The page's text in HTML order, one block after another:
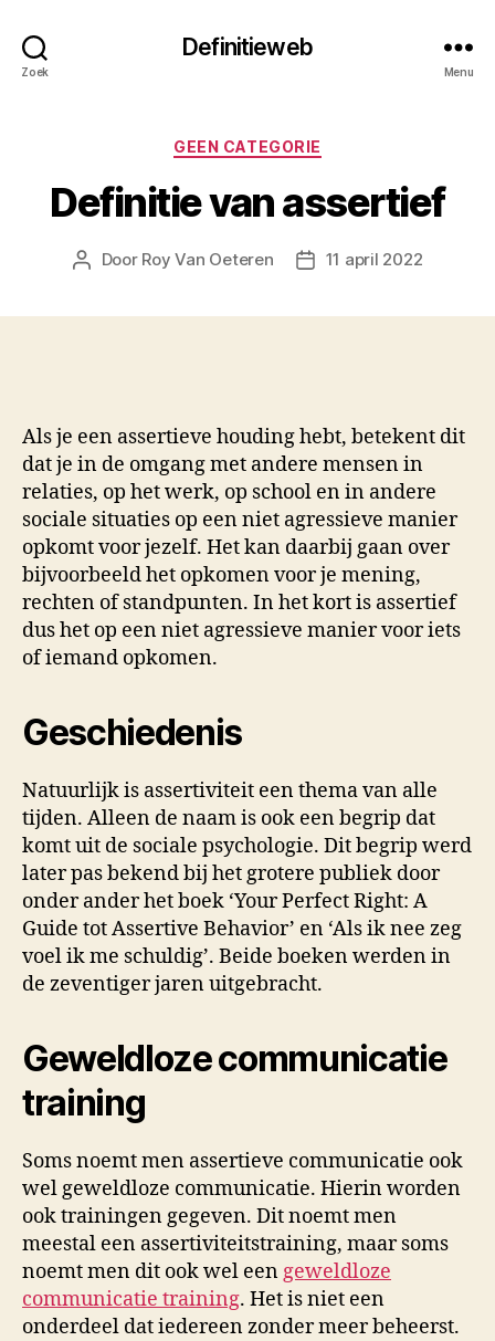
Zoek
Definitieweb
Menu
Categorieën
GEEN CATEGORIE
Definitie van assertief
Berichtauteur
Door Roy Van Oeteren Berichtdatum
11 april 2022
Als je een assertieve houding hebt, betekent dit
dat je in de omgang met andere mensen in
relaties, op het werk, op school en in andere
sociale situaties op een niet agressieve manier
opkomt voor jezelf. Het kan daarbij gaan over
bijvoorbeeld het opkomen voor je mening,
rechten of standpunten. In het kort is assertief
dus het op een niet agressieve manier voor iets
of iemand opkomen.
Geschiedenis
Natuurlijk is assertiviteit een thema van alle
tijden. Alleen de naam is ook een begrip dat
komt uit de sociale psychologie. Dit begrip werd
later pas bekend bij het grotere publiek door
onder ander het boek ‘Your Perfect Right: A
Guide tot Assertive Behavior’ en ‘Als ik nee zeg
voel ik me schuldig’. Beide boeken werden in
de zeventiger jaren uitgebracht.
Geweldloze communicatie
training
Soms noemt men assertieve communicatie ook
wel geweldloze communicatie. Hierin worden
ook trainingen gegeven. Dit noemt men
meestal een assertiviteitstraining, maar soms
noemt men dit ook wel eengeweldloze
communicatie training. Het is niet een
onderdeel dat iedereen zonder meer beheerst.